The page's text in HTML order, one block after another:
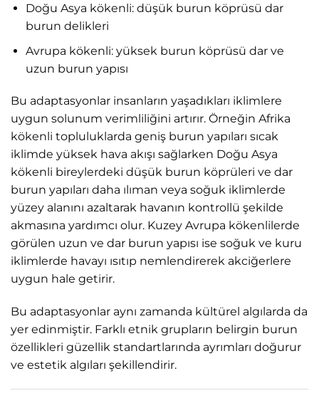
Doğu Asya kökenli: düşük burun köprüsü dar
burun delikleri
Avrupa kökenli: yüksek burun köprüsü dar ve
uzun burun yapısı
Bu adaptasyonlar insanların yaşadıkları iklimlere
uygun solunum verimliliğini artırır. Örneğin Afrika
kökenli topluluklarda geniş burun yapıları sıcak
iklimde yüksek hava akışı sağlarken Doğu Asya
kökenli bireylerdeki düşük burun köprüleri ve dar
burun yapıları daha ılıman veya soğuk iklimlerde
yüzey alanını azaltarak havanın kontrollü şekilde
akmasına yardımcı olur. Kuzey Avrupa kökenlilerde
görülen uzun ve dar burun yapısı ise soğuk ve kuru
iklimlerde havayı ısıtıp nemlendirerek akciğerlere
uygun hale getirir.
Bu adaptasyonlar aynı zamanda kültürel algılarda da
yer edinmiştir. Farklı etnik grupların belirgin burun
özellikleri güzellik standartlarında ayrımları doğurur
ve estetik algıları şekillendirir.